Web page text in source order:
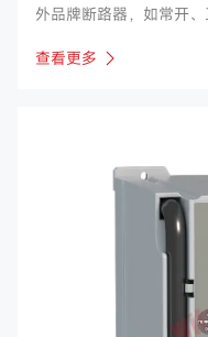
外品牌断路器，如常开
查看更多